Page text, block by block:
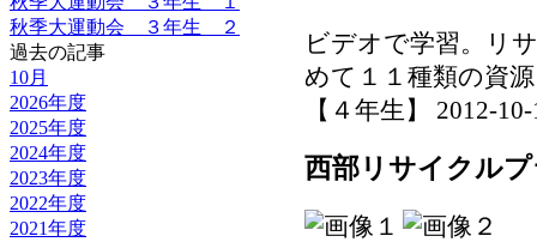
秋季大運動会 ３年生 ２
過去の記事
10月
2026年度
2025年度
2024年度
2023年度
2022年度
2021年度
ビデオで学習。リ
めて１１種類の資
【４年生】 2012-
西部リサイクル